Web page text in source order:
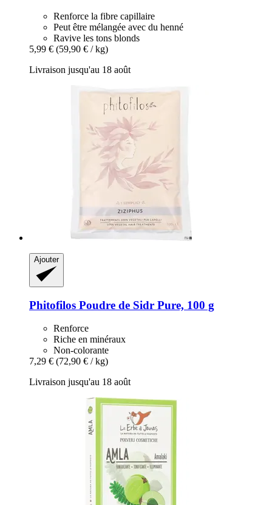
Renforce la fibre capillaire
Peut être mélangée avec du henné
Ravive les tons blonds
5,99 € (59,90 € / kg)
Livraison jusqu'au 18 août
Ajouter
Phitofilos Poudre de Sidr Pure, 100 g
Renforce
Riche en minéraux
Non-colorante
7,29 € (72,90 € / kg)
Livraison jusqu'au 18 août